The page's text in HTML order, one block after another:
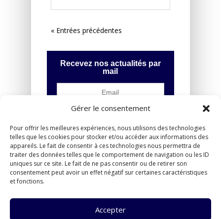
Gérer le consentement
Pour offrir les meilleures expériences, nous utilisons des technologies
telles que les cookies pour stocker et/ou accéder aux informations des
appareils. Le fait de consentir à ces technologies nous permettra de
traiter des données telles que le comportement de navigation ou les ID
uniques sur ce site. Le fait de ne pas consentir ou de retirer son
consentement peut avoir un effet négatif sur certaines caractéristiques
et fonctions.
Accepter
« Entrées précédentes
Recevez nos actualités par
mail